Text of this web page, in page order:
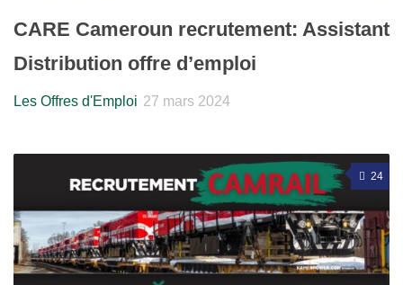
CARE Cameroun recrutement: Assistant
Distribution offre d’emploi
Les Offres d'Emploi 27 mars 2024
24